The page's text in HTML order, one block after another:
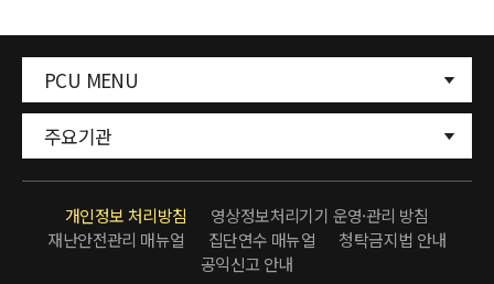
PCU MENU
주요기관
개인정보 처리방침
영상정보처리기기 운영·관리 방침
재난안전관리 매뉴얼
집단연수 매뉴얼
청탁금지법 안내
공익신고 안내